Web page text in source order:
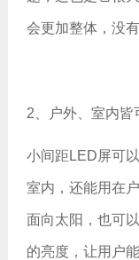
会更加整体，没有
2、户外、室内皆
小间距LED屏可
室内，还能用在
面向太阳，也可
的亮度，让用户